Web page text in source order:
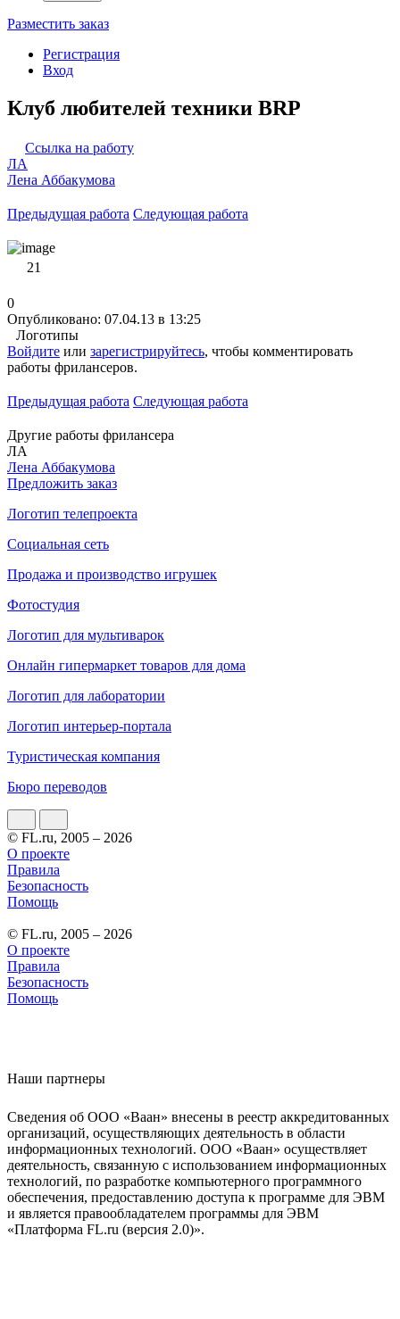
Разместить заказ
Регистрация
Вход
Клуб любителей техники BRP
Ссылка на работу
ЛА
Лена Аббакумова
Предыдущая работа Следующая работа
21
0
Опубликовано: 07.04.13 в 13:25
Логотипы
Войдите или зарегистрируйтесь, чтобы комментировать
работы фрилансеров.
Предыдущая работа Следующая работа
Другие работы фрилансера
ЛА
Лена Аббакумова
Предложить заказ
Логотип телепроекта
Социальная сеть
Продажа и производство игрушек
Фотостудия
Логотип для мультиварок
Онлайн гипермаркет товаров для дома
Логотип для лаборатории
Логотип интерьер-портала
Туристическая компания
Бюро переводов
© FL.ru, 2005 – 2026
О проекте
Правила
Безопасность
Помощь
© FL.ru, 2005 – 2026
О проекте
Правила
Безопасность
Помощь
Наши партнеры
Сведения об ООО «Ваан» внесены в реестр аккредитованных
организаций, осуществляющих деятельность в области
информационных технологий. ООО «Ваан» осуществляет
деятельность, связанную с использованием информационных
технологий, по разработке компьютерного программного
обеспечения, предоставлению доступа к программе для ЭВМ
и является правообладателем программы для ЭВМ
«Платформа FL.ru (версия 2.0)».